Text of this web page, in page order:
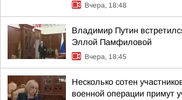
Вчера, 18:48
Владимир Путин
Эллой Памфиловой
Вчера, 18:45
Несколько сотен
военной операции примут